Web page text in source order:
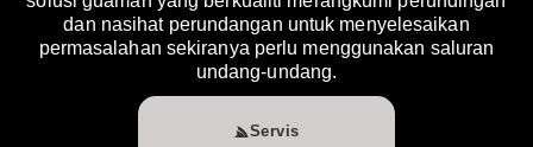
dan nasihat perundangan untuk menyelesaikan
permasalahan sekiranya perlu menggunakan saluran
undang-undang.
Servis